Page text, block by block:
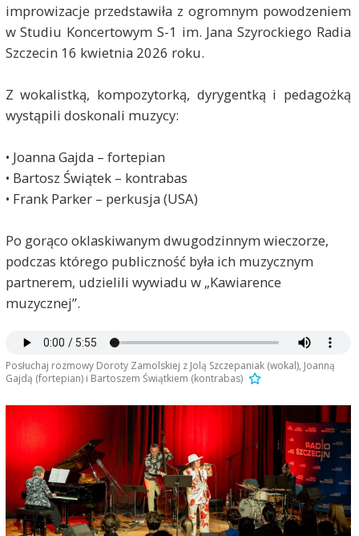
improwizacje przedstawiła z ogromnym powodzeniem
w Studiu Koncertowym S-1 im. Jana Szyrockiego Radia
Szczecin 16 kwietnia 2026 roku.
Z wokalistką, kompozytorką, dyrygentką i pedagożką
wystąpili doskonali muzycy:
• Joanna Gajda – fortepian
• Bartosz Świątek – kontrabas
• Frank Parker – perkusja (USA)
Po gorąco oklaskiwanym dwugodzinnym wieczorze,
podczas którego publiczność była ich muzycznym
partnerem, udzielili wywiadu w „Kawiarence
muzycznej”.
Posłuchaj rozmowy Doroty Zamolskiej z Jolą Szczepaniak (wokal), Joanną
Gajdą (fortepian) i Bartoszem Świątkiem (kontrabas)